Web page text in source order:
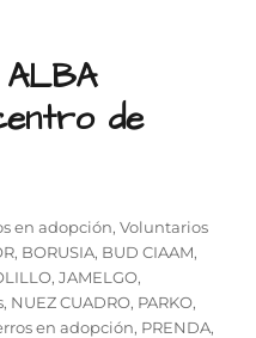
de
en adopción,Voluntarios
, BORUSIA, BUD CIAAM,
,JAMELGO,
, NUEZ CUADRO, PARKO,
en adopción, PRENDA,